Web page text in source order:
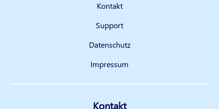
Kontakt
Support
Datenschutz
Impressum
Kontakt